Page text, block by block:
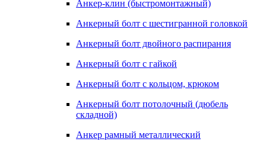
Анкер-клин (быстромонтажный)
Анкерный болт с шестигранной головкой
Анкерный болт двойного распирания
Анкерный болт с гайкой
Анкерный болт с кольцом, крюком
Анкерный болт потолочный (дюбель
складной)
Анкер рамный металлический